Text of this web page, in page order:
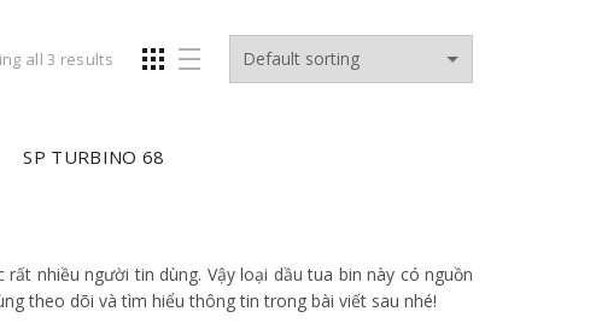
all 3 results
NHẬN BÁO GIÁ
SP TURBINO 68
nhiều người tin dùng. Vậy loại dầu tua bin này có nguồn
theo dõi và tìm hiểu thông tin trong bài viết sau nhé!